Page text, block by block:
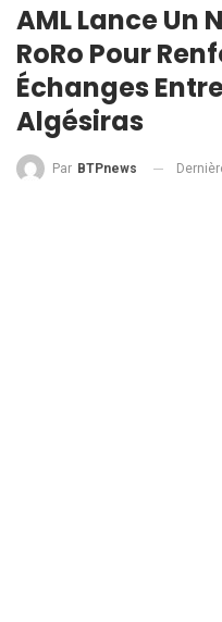
AML Lance Un
RoRo Pour
Échanges
Algésiras
Par BTPnews